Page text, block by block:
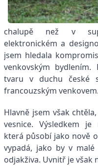
chalupě než v
elektronickém a
jsem hledala
venkovským
tvaru v duchu české
francouzským venkovem.
Hlavně jsem však
vesnice. Výsledkem je
která působí jako nově
vypadá, jako by v
odjakživa. Uvnitř je však